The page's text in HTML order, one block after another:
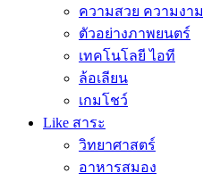
ความสวย ความงาม
ตัวอย่างภาพยนตร์
เทคโนโลยี ไอที
ล้อเลียน
เกมโชว์
Like สาระ
วิทยาศาสตร์
อาหารสมอง